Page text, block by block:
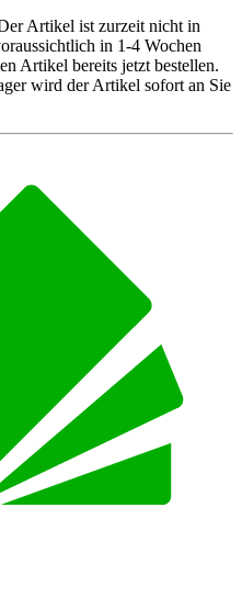
Artikel ist zurzeit nicht in
in 1-4 Wochen
Artikel bereits jetzt bestellen.
wird der Artikel sofort an Sie